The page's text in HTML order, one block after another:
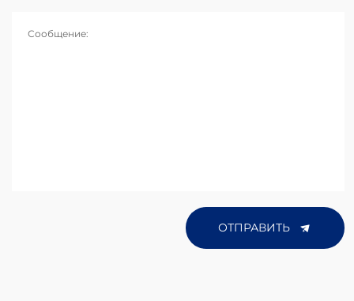
Сообщение:
ОТПРАВИТЬ